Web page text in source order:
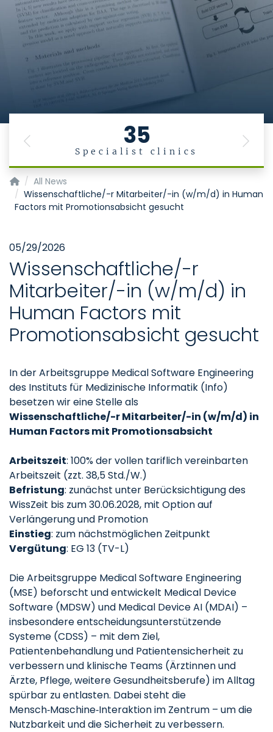
35
Specialist clinics
Previous Next
Institut für Medizinische Informatik
All News
Wissenschaftliche/-r Mitarbeiter/-in (w/m/d) in Human
Factors mit Promotionsabsicht gesucht
05/29/2026
Wissenschaftliche/-r
Mitarbeiter/-in (w/m/d) in
Human Factors mit
Promotionsabsicht gesucht
In der Arbeitsgruppe Medical Software Engineering
des Instituts für Medizinische Informatik (Info)
besetzen wir eine Stelle als
Wissenschaftliche/-r Mitarbeiter/-in (w/m/d) in
Human Factors mit Promotionsabsicht
Arbeitszeit: 100% der vollen tariflich vereinbarten
Arbeitszeit (zzt. 38,5 Std./W.)
Befristung: zunächst unter Berücksichtigung des
WissZeit bis zum 30.06.2028, mit Option auf
Verlängerung und Promotion
Einstieg: zum nächstmöglichen Zeitpunkt
Vergütung: EG 13 (TV-L)
Die Arbeitsgruppe Medical Software Engineering
(MSE) beforscht und entwickelt Medical Device
Software (MDSW) und Medical Device AI (MDAI) –
insbesondere entscheidungsunterstützende
Systeme (CDSS) – mit dem Ziel,
Patientenbehandlung und Patientensicherheit zu
verbessern und klinische Teams (Ärztinnen und
Ärzte, Pflege, weitere Gesundheitsberufe) im Alltag
spürbar zu entlasten. Dabei steht die
Mensch‑Maschine‑Interaktion im Zentrum – um die
Nutzbarkeit und die Sicherheit zu verbessern.